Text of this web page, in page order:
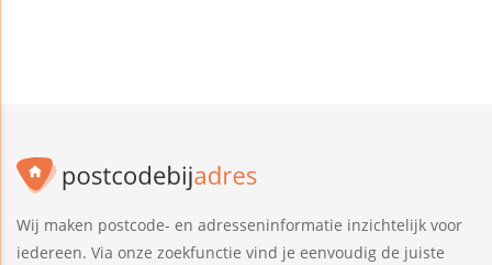
Wij maken postcode- en adresseninformatie inzichtelijk voor
iedereen. Via onze zoekfunctie vind je eenvoudig de juiste